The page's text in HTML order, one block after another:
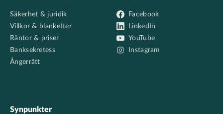
Säkerhet & juridik
Villkor & blanketter
Räntor & priser
Banksekretess
Ångerrätt
Facebook
LinkedIn
YouTube
Instagram
Synpunkter